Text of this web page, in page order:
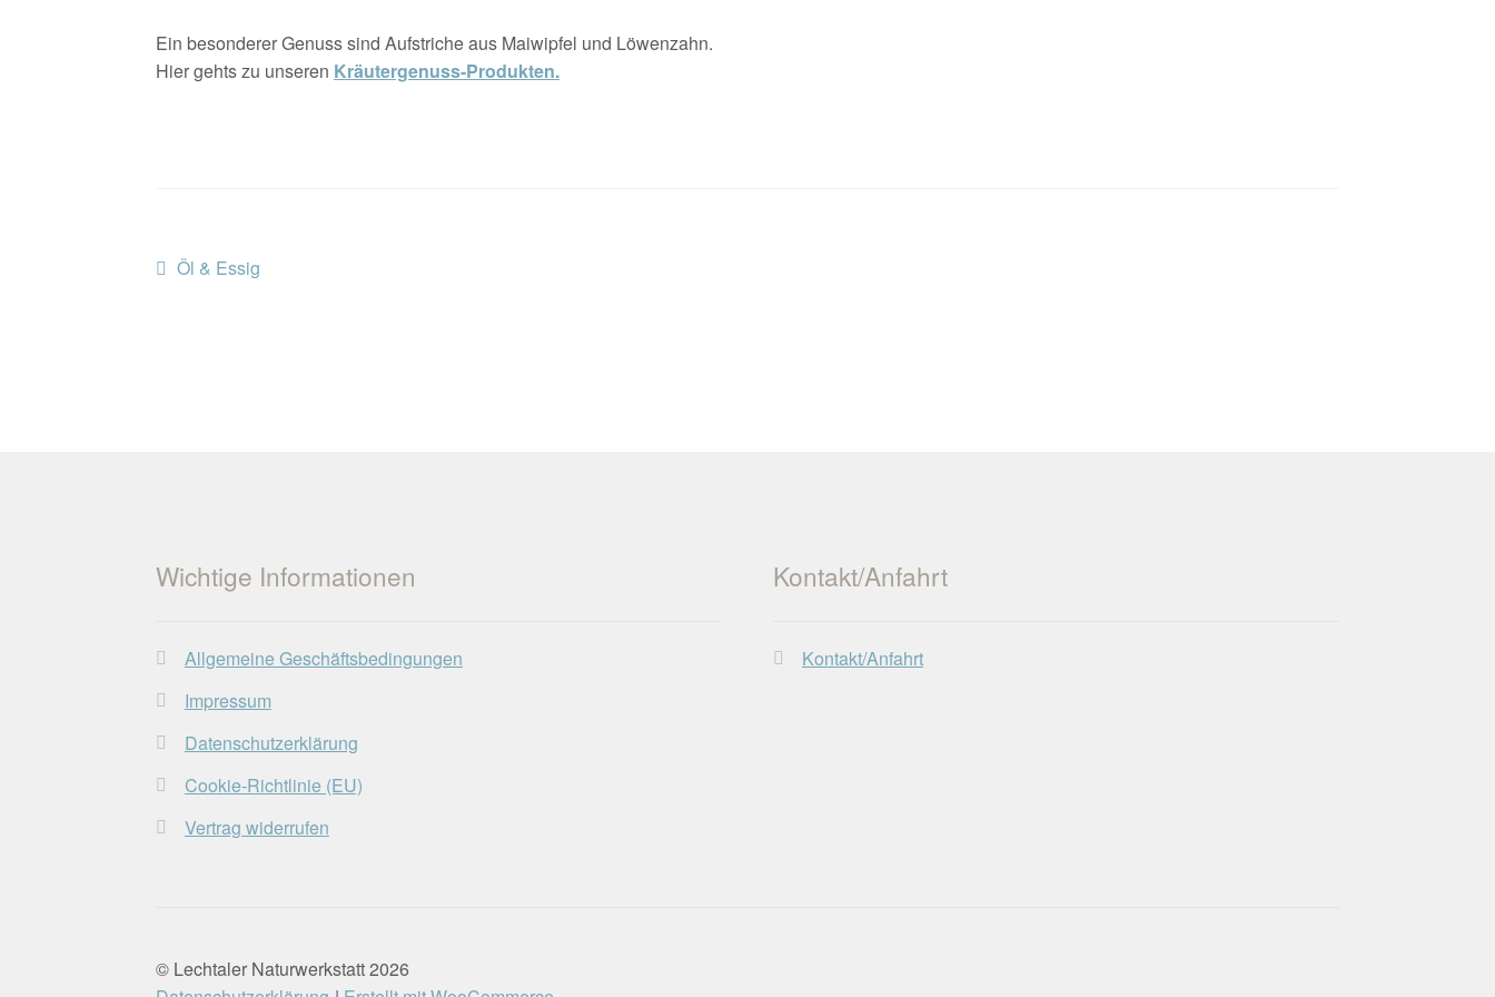
Ein besonderer Genuss sind Aufstriche aus Maiwipfel und Löwenzahn.
Hier gehts zu unseren Kräutergenuss-Produkten.
Beitragsnavigation
Vorheriger
Öl & Essig
Wichtige Informationen
Allgemeine Geschäftsbedingungen
Impressum
Datenschutzerklärung
Cookie-Richtlinie (EU)
Vertrag widerrufen
Kontakt/Anfahrt
Kontakt/Anfahrt
© Lechtaler Naturwerkstatt 2026